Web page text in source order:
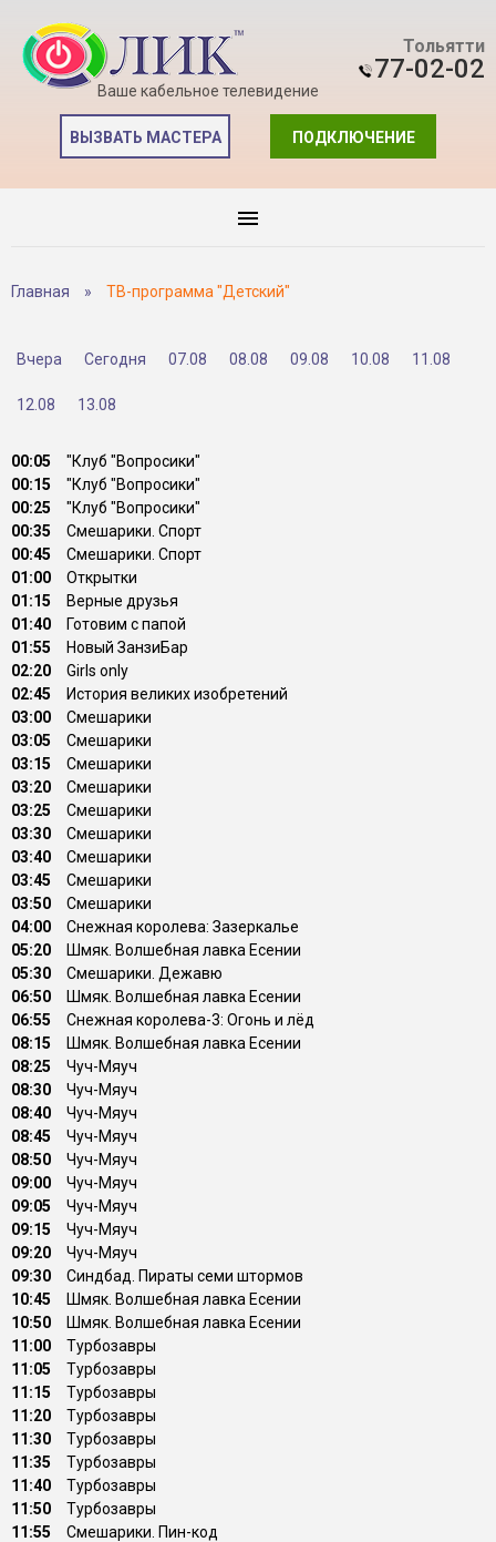
Ваше кабельное телевидение
Тольятти
77-02-02
ПОДКЛЮЧЕНИЕ
ВЫЗВАТЬ МАСТЕРА
Главная » ТВ-программа "Детский"
Вчера Сегодня 07.08 08.08 09.08 10.08 11.08
12.08 13.08
00:05
"Клуб "Вопросики"
00:15
"Клуб "Вопросики"
00:25
"Клуб "Вопросики"
00:35
Смешарики. Спорт
00:45
Смешарики. Спорт
01:00
Открытки
01:15
Вeрные друзья
01:40
Готовим с папой
01:55
Новый ЗанзиБар
02:20
Girls only
02:45
История великих изобретений
03:00
Смешарики
03:05
Смешарики
03:15
Смешарики
03:20
Смешарики
03:25
Смешарики
03:30
Смешарики
03:40
Смешарики
03:45
Смешарики
03:50
Смешарики
04:00
Снежная королева: Зазеркалье
05:20
Шмяк. Волшебная лавка Есении
05:30
Смешарики. Дежавю
06:50
Шмяк. Волшебная лавка Есении
06:55
Снежная королева-3: Огонь и лёд
08:15
Шмяк. Волшебная лавка Есении
08:25
Чyч-Мяуч
08:30
Чyч-Мяуч
08:40
Чyч-Мяуч
08:45
Чyч-Мяуч
08:50
Чyч-Мяуч
09:00
Чyч-Мяуч
09:05
Чyч-Мяуч
09:15
Чyч-Мяуч
09:20
Чyч-Мяуч
09:30
Синдбад. Пираты семи штормов
10:45
Шмяк. Волшебная лавка Есении
10:50
Шмяк. Волшебная лавка Есении
11:00
Туpбозавры
11:05
Туpбозавры
11:15
Туpбозавры
11:20
Туpбозавры
11:30
Туpбозавры
11:35
Туpбозавры
11:40
Туpбозавры
11:50
Туpбозавры
11:55
Смешарики. Пин-код